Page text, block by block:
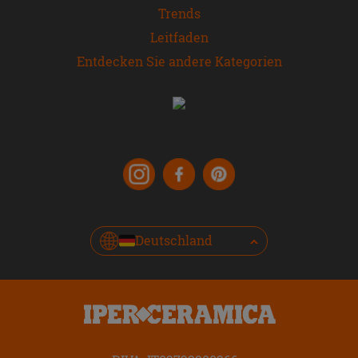
Trends
Leitfaden
Entdecken Sie andere Kategorien
Deutschland